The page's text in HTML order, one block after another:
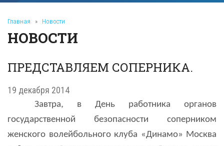
Главная » Новости
НОВОСТИ
ПРЕДСТАВЛЯЕМ СОПЕРНИКА.
19 декабря 2014
Завтра, в День работника органов
государственной безопасности соперником
женского волейбольного клуба «Динамо» Москва